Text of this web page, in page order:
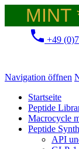
MINT
+49
Navigation öffnen
Startseite
Peptide
Macrocycle
Peptide
API